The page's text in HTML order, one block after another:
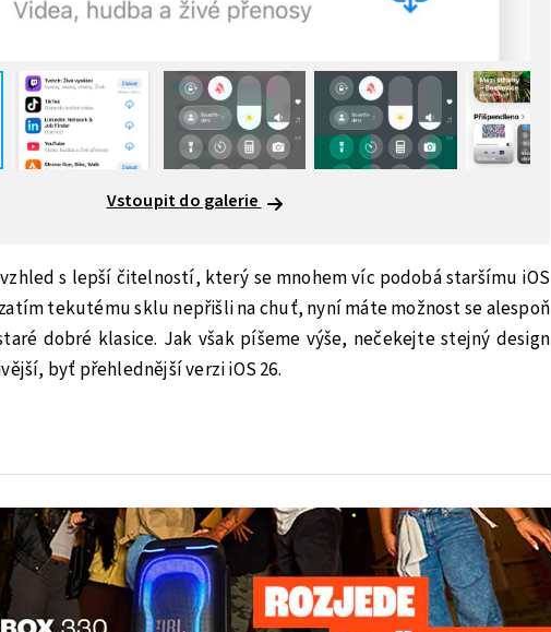
Vstoupit do galerie
s lepší čitelností, který se mnohem víc podobá staršímu iOS
tekutému sklu nepřišli na chuť, nyní máte možnost se alespoň
dobré klasice. Jak však píšeme výše, nečekejte stejný design
byť přehlednější verzi iOS 26.